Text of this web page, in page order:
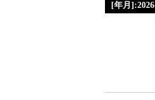
[年月